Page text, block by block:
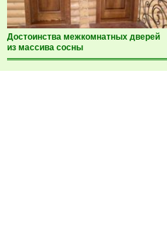
Достоинства межкомнатных дверей
из массива сосны